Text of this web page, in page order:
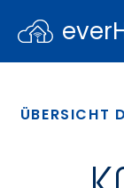
ÜBERSICHT